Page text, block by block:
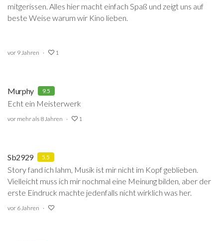
mitgerissen. Alles hier macht einfach Spaß und zeigt uns auf
beste Weise warum wir Kino lieben.
vor 9 Jahren 1
Murphy 9.5
Echt ein Meisterwerk
vor mehr als 8 Jahren 1
Sb2929 5.5
Story fand ich lahm, Musik ist mir nicht im Kopf geblieben.
Vielleicht muss ich mir nochmal eine Meinung bilden, aber der
erste Eindruck machte jedenfalls nicht wirklich was her.
vor 6 Jahren